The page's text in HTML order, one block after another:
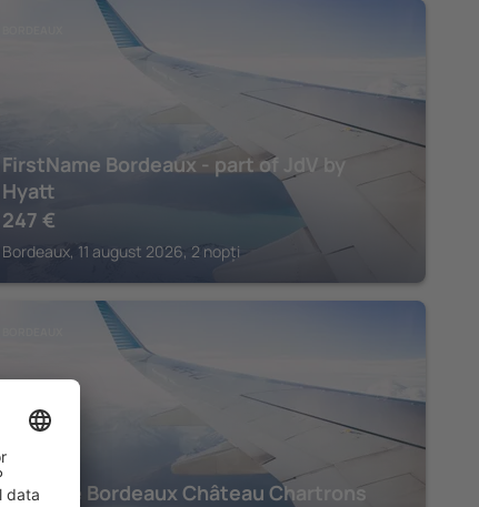
FirstName Bordeaux - part of JdV by
Hyatt
247 €
Bordeaux, 11 august 2026, 2 nopți
Mercure Bordeaux Château Chartrons